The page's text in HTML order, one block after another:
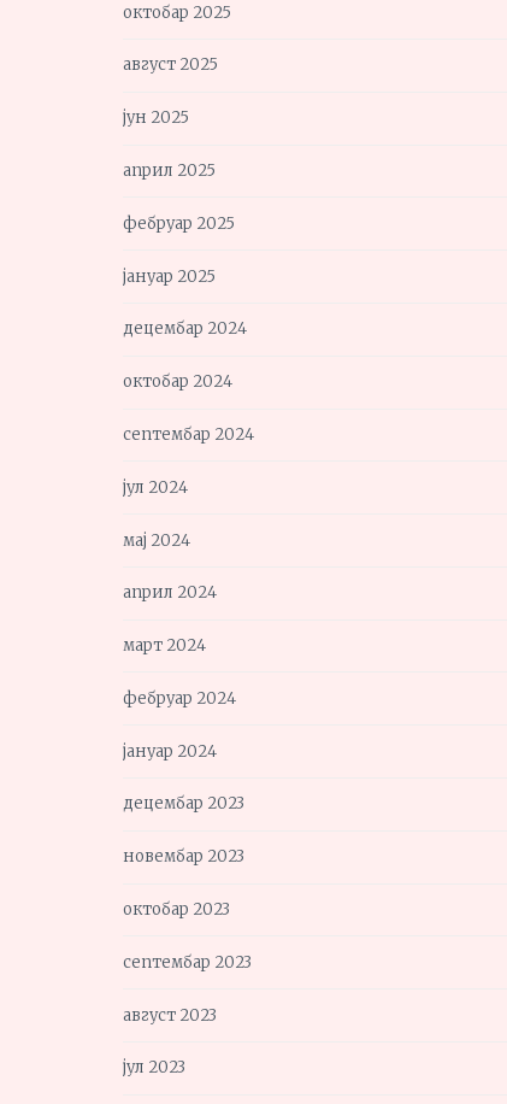
октобар 2025
август 2025
јун 2025
април 2025
фебруар 2025
јануар 2025
децембар 2024
октобар 2024
септембар 2024
јул 2024
мај 2024
април 2024
март 2024
фебруар 2024
јануар 2024
децембар 2023
новембар 2023
октобар 2023
септембар 2023
август 2023
јул 2023